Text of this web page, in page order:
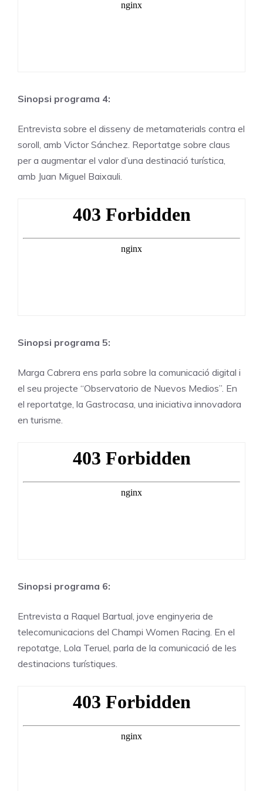
Sinopsi programa 4:
Entrevista sobre el disseny de metamaterials contra el
soroll, amb Victor Sánchez. Reportatge sobre claus
per a augmentar el valor d’una destinació turística,
amb Juan Miguel Baixauli.
Sinopsi programa 5:
Marga Cabrera ens parla sobre la comunicació digital i
el seu projecte “Observatorio de Nuevos Medios”. En
el reportatge, la Gastrocasa, una iniciativa innovadora
en turisme.
Sinopsi programa 6:
Entrevista a Raquel Bartual, jove enginyeria de
telecomunicacions del Champi Women Racing. En el
repotatge, Lola Teruel, parla de la comunicació de les
destinacions turístiques.